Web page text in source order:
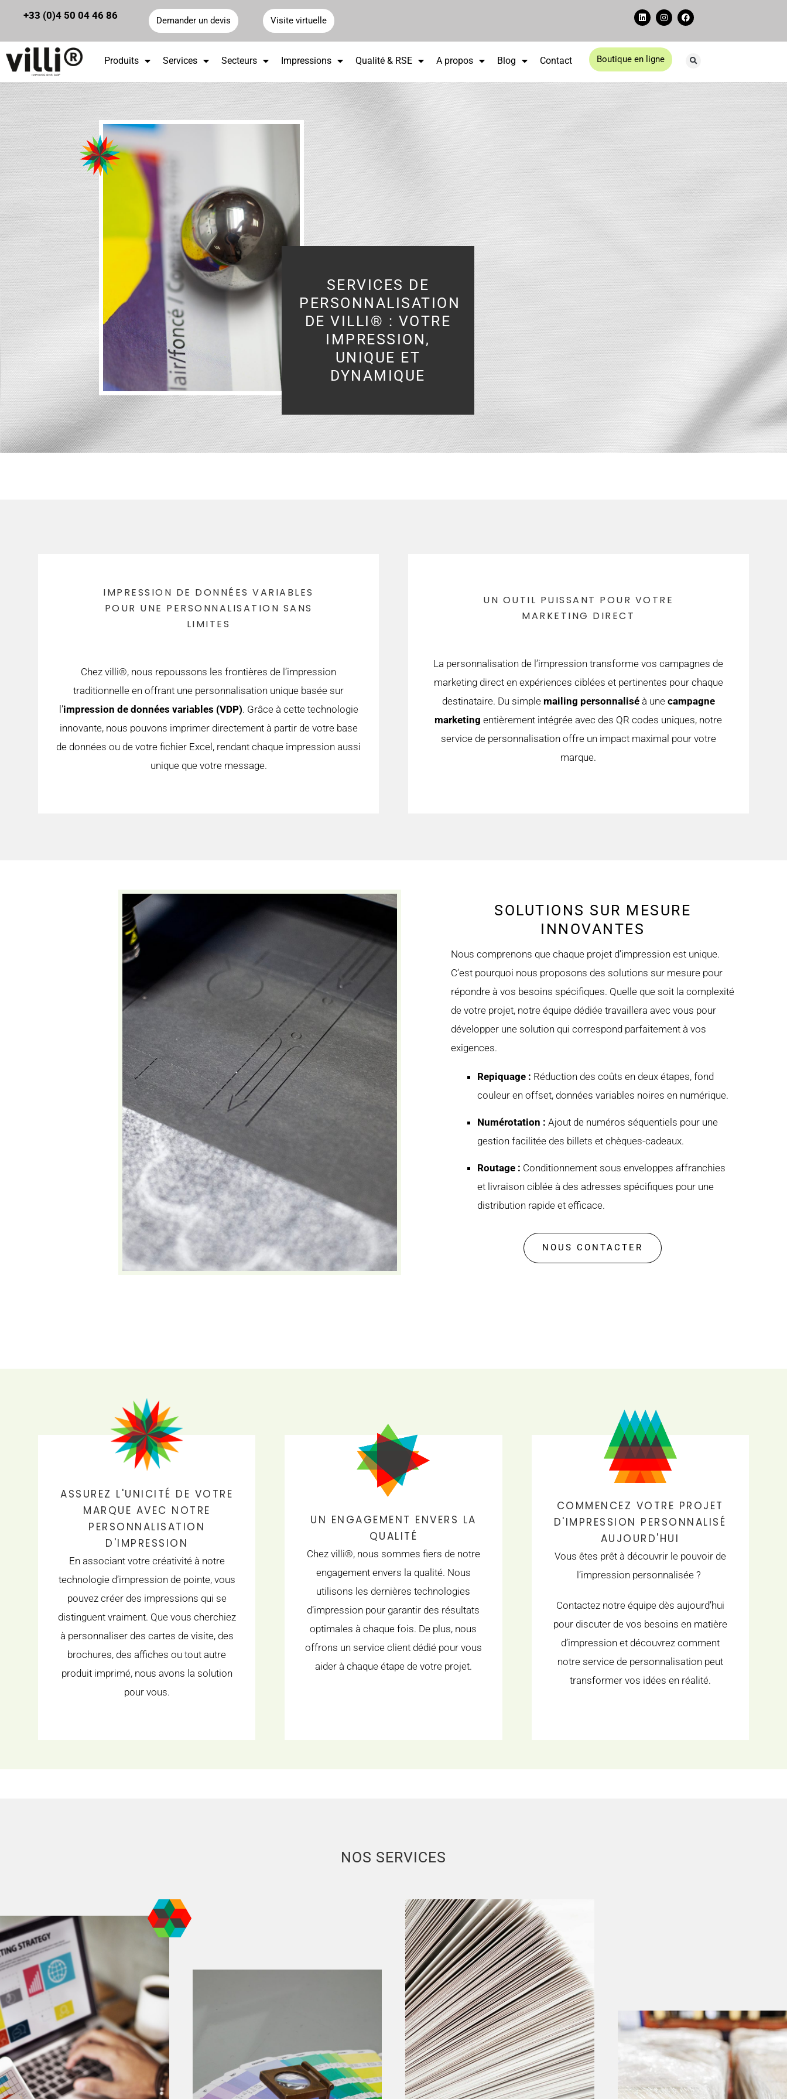
Panneau de gestion des cookies
+33 (0)4 50 04 46 86 Demander un devis Visite virtuelle
Produits Services Secteurs Impressions Qualité & RSE A propos Blog Contact Boutique en ligne
SERVICES DE
PERSONNALISATION
DE VILLI® : VOTRE
IMPRESSION,
UNIQUE ET
DYNAMIQUE
IMPRESSION DE DONNÉES VARIABLES
POUR UNE PERSONNALISATION SANS
LIMITES
Chez villi®, nous repoussons les frontières de l’impression
traditionnelle en offrant une personnalisation unique basée sur
l’impression de données variables (VDP). Grâce à cette technologie
innovante, nous pouvons imprimer directement à partir de votre base
de données ou de votre fichier Excel, rendant chaque impression aussi
unique que votre message.
UN OUTIL PUISSANT POUR VOTRE
MARKETING DIRECT
La personnalisation de l’impression transforme vos campagnes de
marketing direct en expériences ciblées et pertinentes pour chaque
destinataire. Du simple mailing personnaliséà une campagne
marketing entièrement intégrée avec des QR codes uniques, notre
service de personnalisation offre un impact maximal pour votre
marque.
SOLUTIONS SUR MESURE
INNOVANTES
Nous comprenons que chaque projet d’impression est unique.
C’est pourquoi nous proposons des solutions sur mesure pour
répondre à vos besoins spécifiques. Quelle que soit la complexité
de votre projet, notre équipe dédiée travaillera avec vous pour
développer une solution qui correspond parfaitement à vos
exigences.
Repiquage : Réduction des coûts en deux étapes, fond
couleur en offset, données variables noires en numérique.
Numérotation : Ajout de numéros séquentiels pour une
gestion facilitée des billets et chèques-cadeaux.
Routage : Conditionnement sous enveloppes affranchies
et livraison ciblée à des adresses spécifiques pour une
distribution rapide et efficace.
NOUS CONTACTER
ASSUREZ L'UNICITÉ DE VOTRE
MARQUE AVEC NOTRE
PERSONNALISATION
D'IMPRESSION
En associant votre créativité à notre
technologie d’impression de pointe, vous
pouvez créer des impressions qui se
distinguent vraiment. Que vous cherchiez
à personnaliser des cartes de visite, des
brochures, des affiches ou tout autre
produit imprimé, nous avons la solution
pour vous.
UN ENGAGEMENT ENVERS LA
QUALITÉ
Chez villi®, nous sommes fiers de notre
engagement envers la qualité. Nous
utilisons les dernières technologies
d’impression pour garantir des résultats
optimales à chaque fois. De plus, nous
offrons un service client dédié pour vous
aider à chaque étape de votre projet.
COMMENCEZ VOTRE PROJET
D'IMPRESSION PERSONNALISÉ
AUJOURD'HUI
Vous êtes prêt à découvrir le pouvoir de
l’impression personnalisée ?
Contactez notre équipe dès aujourd’hui
pour discuter de vos besoins en matière
d’impression et découvrez comment
notre service de personnalisation peut
transformer vos idées en réalité.
NOS SERVICES